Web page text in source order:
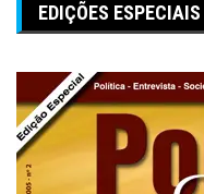
EDIÇÕES ESPECIAIS